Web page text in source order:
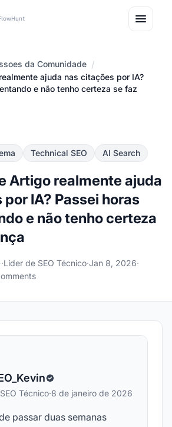
da Comunidade /
ajuda nas citações por IA?
e não tenho certeza se faz
Technical SEO AI Search
Artigo realmente ajuda
IA? Passei horas
e não tenho certeza
·Líder de SEO Técnico·Jan 8, 2026·
Técnico·8 de janeiro de 2026
passar duas semanas